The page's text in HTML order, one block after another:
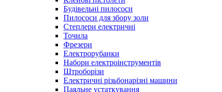
Будівельні пилососи
Пилососи для збору золи
Степлери електричні
Точила
Фрезери
Електрорубанки
Набори електроінструментів
Штроборізи
Електричні різьбонарізні машини
Паяльне устаткування